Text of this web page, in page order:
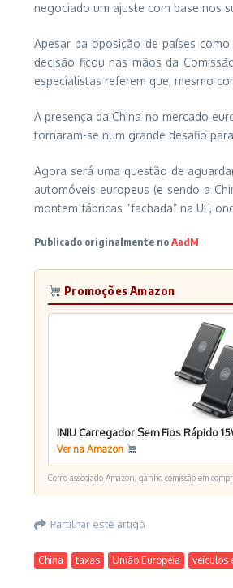
negociado um ajuste com base nos
Apesar da oposição de países
decisão ficou nas mãos da
especialistas referem que, mesmo
A presença da China no mercado
tornaram-se num grande desafio
Agora será uma questão de
automóveis europeus (e sendo a
montem fábricas “fachada” na UE,
Publicado originalmente noAadM
Promoções Amazon
INIU Carregador Sem Fios Rápido
Ver na Amazon
Como associado Amazon, ganho comissão em
Partilhar este artigo
China taxas União Europeia veículos